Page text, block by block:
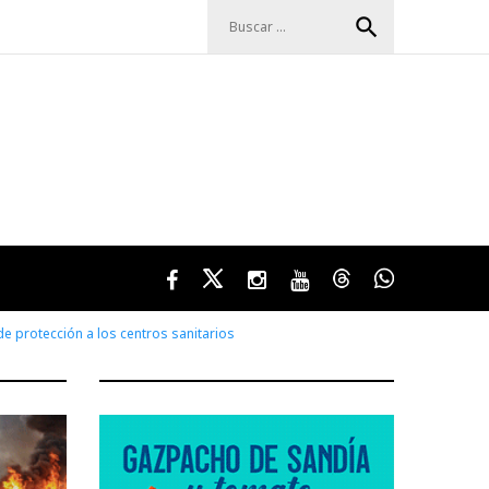
search
FacebookTwitterInstagramYoutubeThreadsWhatsApp
protección a los centros sanitarios